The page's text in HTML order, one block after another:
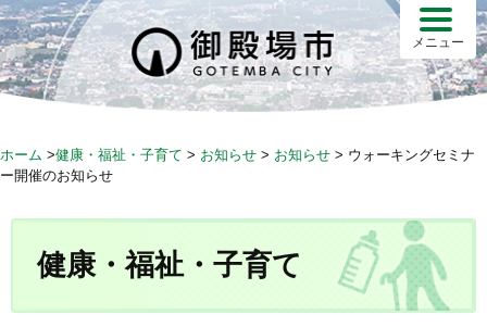
S
k
i
p
メニュー
ホーム >健康・福祉・子育て > お知らせ > お知らせ > ウォーキングセミナ
ー開催のお知らせ
健康・福祉・子育て